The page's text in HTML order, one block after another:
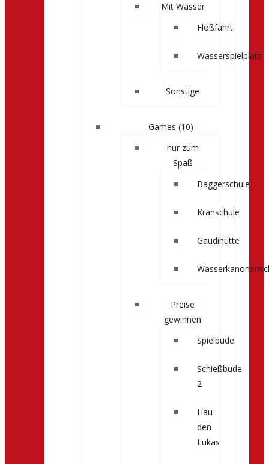
Mit Wasser
Floßfahrt
Wasserspielplatz
Sonstige
Games (10)
nur zum
Spaß
Baggerschule
Kranschule
Gaudihütte
Preise
gewinnen
Spielbude
Schießbude
2
Hau
den
Lukas